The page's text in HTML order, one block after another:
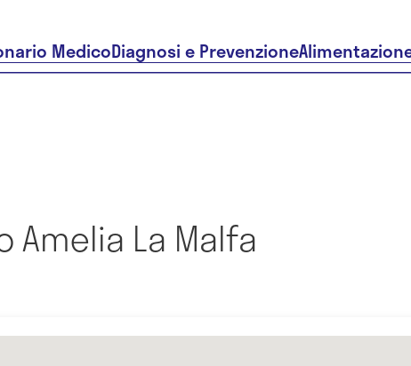
MedicoDiagnosi e Prevenzione
La Malfa